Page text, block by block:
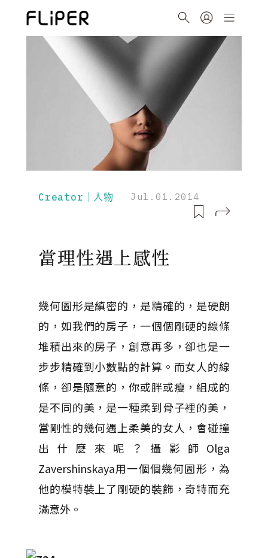
Creator｜人物 Jul.01.2014
當理性遇上感性
幾何圖形是縝密的，是精確的，是硬朗
的，如我們的房子，一個個剛硬的線條
堆積出來的房子，創意再多，卻也是一
步步精確到小數點的計算。而女人的線
條，卻是隨意的，你或胖或瘦，組成的
是不同的美，是一種柔到骨子裡的美，
當剛性的幾何遇上柔美的女人，會碰撞
出什麼來呢？攝影師Olga
Zavershinskaya用一個個幾何圖形，為
他的模特裝上了剛硬的裝飾，奇特而充
滿意外。